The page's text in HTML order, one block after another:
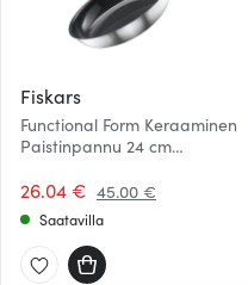
Fiskars
Functional Form Keraaminen
Paistinpannu 24 cm
26.04 € 45.00 €
Saatavilla